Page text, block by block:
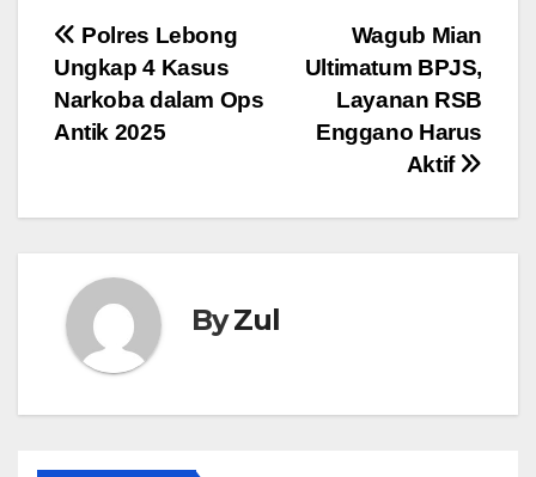
Navigasi
pos
Wagub Mian
Ultimatum BPJS,
Layanan RSB
Enggano Harus
Aktif
Polres Lebong
Ungkap 4 Kasus
Narkoba dalam Ops
Antik 2025
ByZul